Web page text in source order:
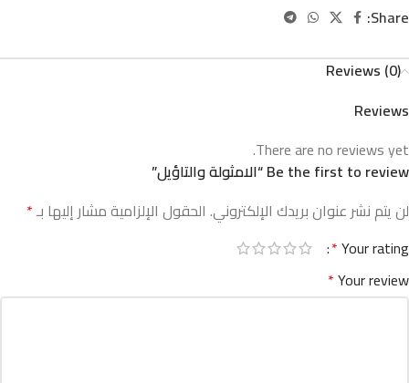
Share:
Reviews (0)
Reviews
There are no reviews yet.
Be the first to review “الامثولة والتاؤيل”
لن يتم نشر عنوان بريدك الإلكتروني. الحقول الإلزامية مشار إليها بـ*
Your rating
*
Your review
*